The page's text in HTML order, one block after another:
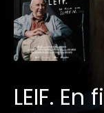
LEIF.